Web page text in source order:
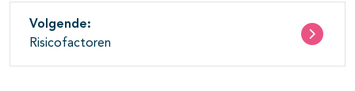
Volgende:
Risicofactoren